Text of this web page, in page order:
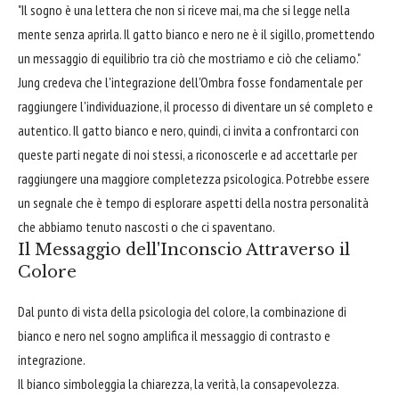
"Il sogno è una lettera che non si riceve mai, ma che si legge nella
mente senza aprirla. Il gatto bianco e nero ne è il sigillo, promettendo
un messaggio di equilibrio tra ciò che mostriamo e ciò che celiamo."
Jung credeva che l'integrazione dell'Ombra fosse fondamentale per
raggiungere l'individuazione, il processo di diventare un sé completo e
autentico. Il gatto bianco e nero, quindi, ci invita a confrontarci con
queste parti negate di noi stessi, a riconoscerle e ad accettarle per
raggiungere una maggiore completezza psicologica. Potrebbe essere
un segnale che è tempo di esplorare aspetti della nostra personalità
che abbiamo tenuto nascosti o che ci spaventano.
Il Messaggio dell'Inconscio Attraverso il
Colore
Dal punto di vista della psicologia del colore, la combinazione di
bianco e nero nel sogno amplifica il messaggio di contrasto e
integrazione.
Il bianco simboleggia la chiarezza, la verità, la consapevolezza.